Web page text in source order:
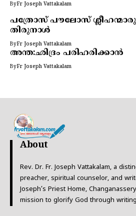
ByFr Joseph Vattakalam
പത്രോസ് പൗലോസ്
തിരുനാൾ
ByFr Joseph Vattakalam
അന്ത:ഛിദ്രം പരിഹരിക്കാൻ
ByFr Joseph Vattakalam
About
Rev. Dr. Fr. Joseph Vattakalam, a
preacher, spiritual counselor, and
Joseph’s Priest Home,
mission to glorify God through